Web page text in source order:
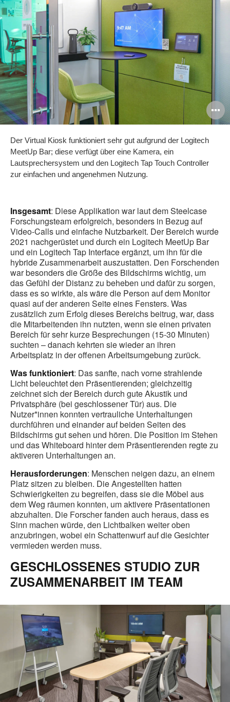
Der Virtual Kiosk funktioniert sehr gut aufgrund der Logitech
MeetUp Bar; diese verfügt über eine Kamera, ein
Lautsprechersystem und den Logitech Tap Touch Controller
zur einfachen und angenehmen Nutzung.
Insgesamt: Diese Applikation war laut dem Steelcase
Forschungsteam erfolgreich, besonders in Bezug auf
Video-Calls und einfache Nutzbarkeit. Der Bereich wurde
2021 nachgerüstet und durch ein Logitech MeetUp Bar
und ein Logitech Tap Interface ergänzt, um ihn für die
hybride Zusammenarbeit auszustatten. Den Forschenden
war besonders die Größe des Bildschirms wichtig, um
das Gefühl der Distanz zu beheben und dafür zu sorgen,
dass es so wirkte, als wäre die Person auf dem Monitor
quasi auf der anderen Seite eines Fensters. Was
zusätzlich zum Erfolg dieses Bereichs beitrug, war, dass
die Mitarbeitenden ihn nutzten, wenn sie einen privaten
Bereich für sehr kurze Besprechungen (15-30 Minuten)
suchten – danach kehrten sie wieder an ihren
Arbeitsplatz in der offenen Arbeitsumgebung zurück.
Was funktioniert: Das sanfte, nach vorne strahlende
Licht beleuchtet den Präsentierenden; gleichzeitig
zeichnet sich der Bereich durch gute Akustik und
Privatsphäre (bei geschlossener Tür) aus. Die
Nutzer*innen konnten vertrauliche Unterhaltungen
durchführen und einander auf beiden Seiten des
Bildschirms gut sehen und hören. Die Position im Stehen
und das Whiteboard hinter dem Präsentierenden regte zu
aktiveren Unterhaltungen an.
Herausforderungen: Menschen neigen dazu, an einem
Platz sitzen zu bleiben. Die Angestellten hatten
Schwierigkeiten zu begreifen, dass sie die Möbel aus
dem Weg räumen konnten, um aktivere Präsentationen
abzuhalten. Die Forscher fanden auch heraus, dass es
Sinn machen würde, den Lichtbalken weiter oben
anzubringen, wobei ein Schattenwurf auf die Gesichter
vermieden werden muss.
GESCHLOSSENES STUDIO ZUR
ZUSAMMENARBEIT IM TEAM